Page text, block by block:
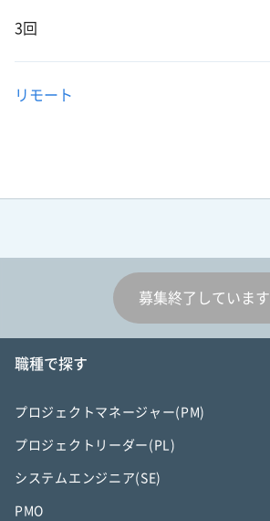
3回
リモート
募集終了しています
職種で探す
プロジェクトマネージャー(PM)
プロジェクトリーダー(PL)
システムエンジニア(SE)
PMO